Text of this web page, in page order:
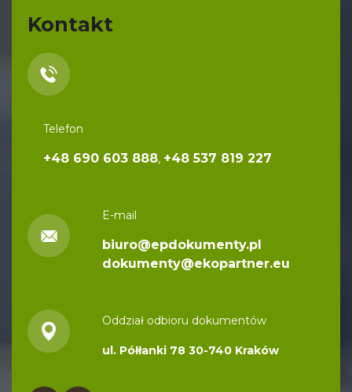
Kontakt
Telefon
+48 690 603 888, +48 537 819 227
E-mail
biuro@epdokumenty.pl
dokumenty@ekopartner.eu
Oddział odbioru dokumentów
ul. Półłanki 78 30-740 Kraków